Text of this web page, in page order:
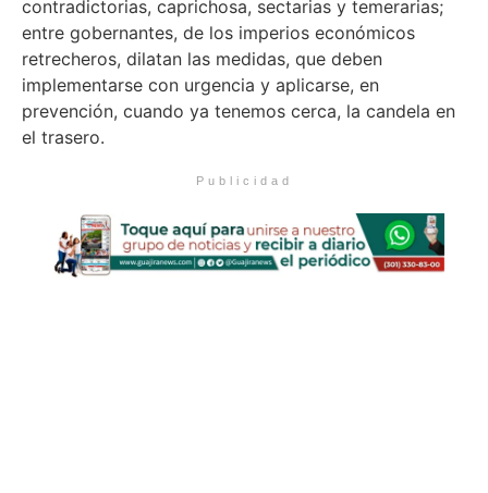
contradictorias, caprichosa, sectarias y temerarias;
entre gobernantes, de los imperios económicos
retrecheros, dilatan las medidas, que deben
implementarse con urgencia y aplicarse, en
prevención, cuando ya tenemos cerca, la candela en
el trasero.
Publicidad